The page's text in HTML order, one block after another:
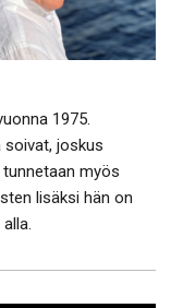
1975.
soivat, joskus
myös
lisäksi hän on